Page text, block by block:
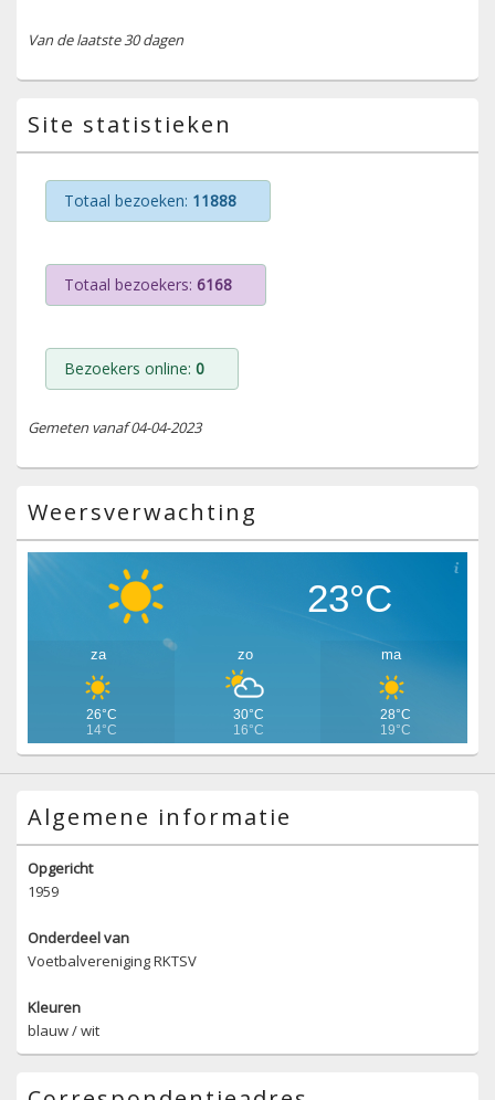
Van de laatste 30 dagen
Site statistieken
Totaal bezoeken: 11888
Totaal bezoekers: 6168
Bezoekers online: 0
Gemeten vanaf 04-04-2023
Weersverwachting
23°C
za
26°C
14°C
zo
30°C
16°C
ma
28°C
19°C
Algemene informatie
Opgericht
1959
Onderdeel van
Voetbalvereniging RKTSV
Kleuren
blauw / wit